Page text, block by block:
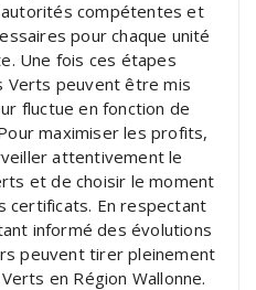
compétentes et
pour chaque unité
Une fois ces étapes
Verts peuvent être mis
fluctue en fonction de
maximiser les profits,
attentivement le
et de choisir le moment
certificats. En respectant
informé des évolutions
peuvent tirer pleinement
en Région Wallonne.